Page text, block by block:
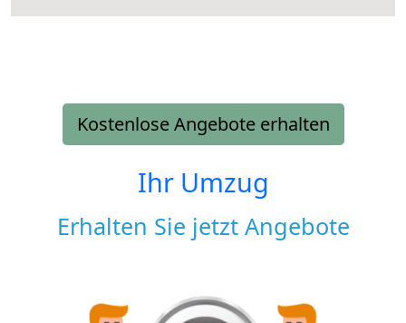
Kostenlose Angebote erhalten
Ihr Umzug
Erhalten Sie jetzt Angebote